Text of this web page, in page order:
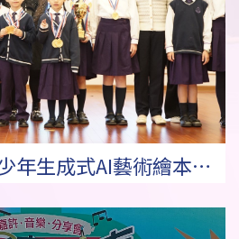
年生成式AI藝術繪本設